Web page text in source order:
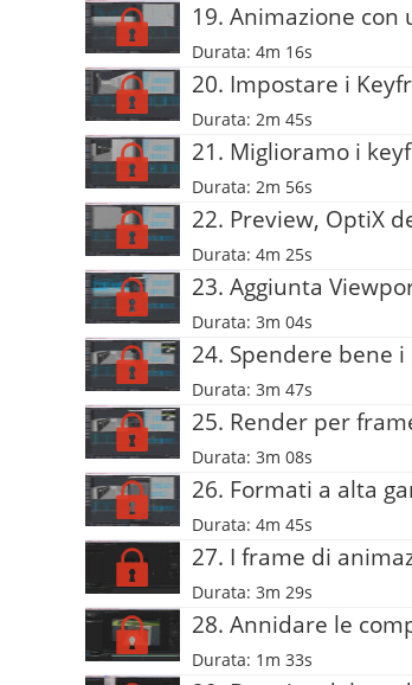
19. Animazione con
Durata: 4m 16s
20. Impostare i
Durata: 2m 45s
21. Miglioramo i
Durata: 2m 56s
22. Preview, OptiX
Durata: 4m 25s
23. Aggiunta
Durata: 3m 04s
24. Spendere bene
Durata: 3m 47s
25. Render per
Durata: 3m 08s
26. Formati a alta
Durata: 4m 45s
27. I frame di
Durata: 3m 29s
28. Annidare le
Durata: 1m 33s